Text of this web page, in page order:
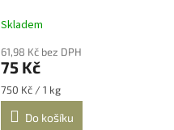
Skladem
61,98 Kč bez DPH
75 Kč
Měrná
cena:
750 Kč / 1 kg
Do košíku